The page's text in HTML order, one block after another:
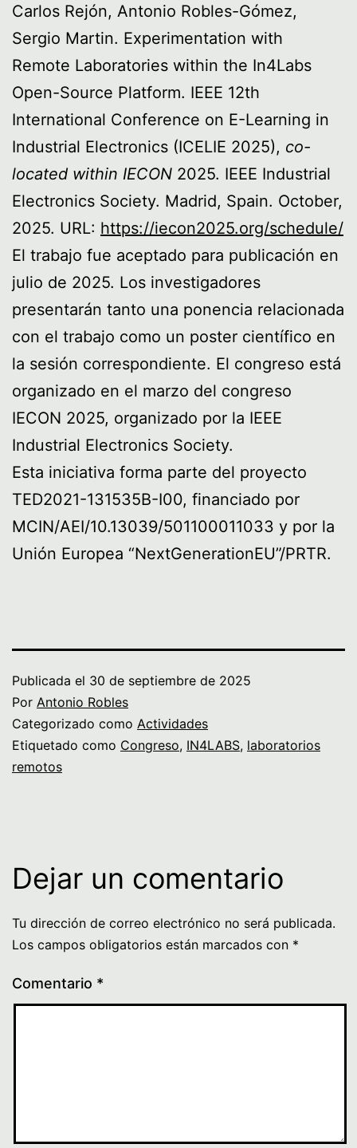
Carlos Rejón, Antonio Robles-Gómez,
Sergio Martin. Experimentation with
Remote Laboratories within the In4Labs
Open-Source Platform. IEEE 12th
International Conference on E-Learning in
Industrial Electronics (ICELIE 2025), co-
located within IECON 2025. IEEE Industrial
Electronics Society. Madrid, Spain. October,
2025. URL: https://iecon2025.org/schedule/
El trabajo fue aceptado para publicación en
julio de 2025. Los investigadores
presentarán tanto una ponencia relacionada
con el trabajo como un poster científico en
la sesión correspondiente. El congreso está
organizado en el marzo del congreso
IECON 2025, organizado por la IEEE
Industrial Electronics Society.
Esta iniciativa forma parte del proyecto
TED2021-131535B-I00, financiado por
MCIN/AEI/10.13039/501100011033 y por la
Unión Europea “NextGenerationEU”/PRTR.
Publicada el 30 de septiembre de 2025
Por Antonio Robles
Categorizado como Actividades
Etiquetado como Congreso, IN4LABS, laboratorios
remotos
Dejar un comentario
Tu dirección de correo electrónico no será publicada.
Los campos obligatorios están marcados con *
Comentario *